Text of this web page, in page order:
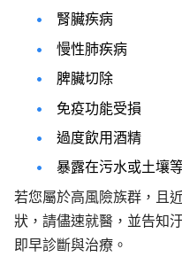
腎臟疾病
慢性肺疾病
脾臟切除
免疫功能受損
過度飲用酒精
暴露在污水或土壤
若您屬於高風險族群，且
狀，請儘速就醫，並告知
即早診斷與治療。